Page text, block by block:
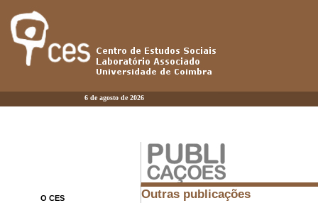
6 de agosto de 2026
O CES